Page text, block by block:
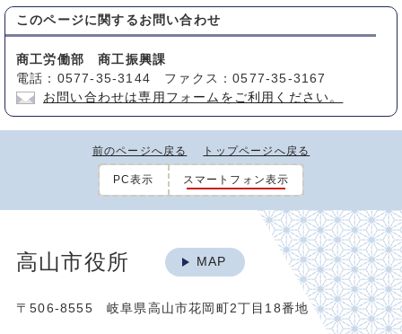
このページに関する お問い合わせ
商工労働部 商工振興課
電話：0577-35-3144 ファクス：0577-35-3167
お問い合わせは専用フォームをご利用ください。
前のページへ戻る トップページへ戻る
PC表示 スマートフォン表示
高山市役所 MAP
〒506-8555 岐阜県高山市花岡町2丁目18番地